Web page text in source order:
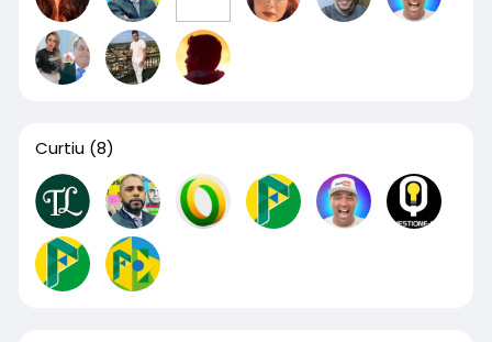
Curtiu (8)